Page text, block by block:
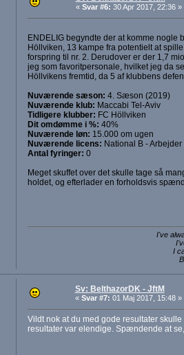
« Svar #6: 30 Apr 2017, 22:36 »
ENDELIG begyndte der at komme nogle
Höllviken, 13 kampe fra potentielt at
forspring til nr. 2. Derudover er der 1,7
jeg som favoritpersonale, hvilket jeg da
Höllvikens fremtid, da 5 af klubbens
Nuværende sæson: 4. Sæson (2019)
Nuværende klub: Maccabi Tel-Aviv
Tidligere klubber: FC Höllviken
Dit omdømme i %: 40%
Nuværende løn: 15.000 om ugen
Nuværende licens: National B - Arbejder
Antal fyringer: 0
Meget skuffet over det skulle tage så
holdet, og efterlader en forholdsvis
I've
I
Sv: BelthazorDK - JftM
« Svar #7: 01 Maj 2017, 15:48 »
Vildt nok at du med gode resultater
resultater var elendige. Spændende at